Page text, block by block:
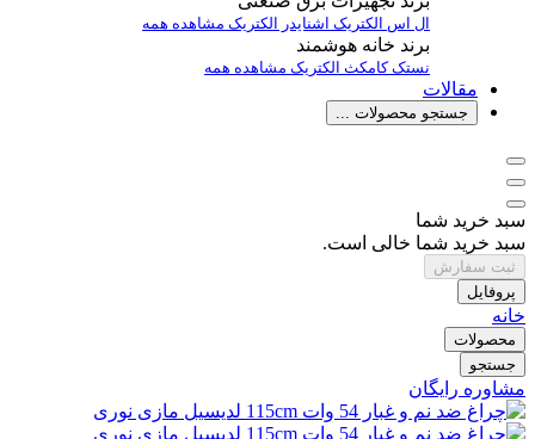
ال اس الکتریک اشنایدر الکتریک مشاهده همه
برند خانه هوشمند
نستککامکث الکتریک مشاهده همه
مقالات
جستجو محصولات ...
سبد خرید شما
سبد خرید شما خالی است.
ثبت سفارش
پروفایل
خانه
محصولات
جستجو
مشاوره رایگان